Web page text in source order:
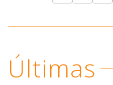
Últimas